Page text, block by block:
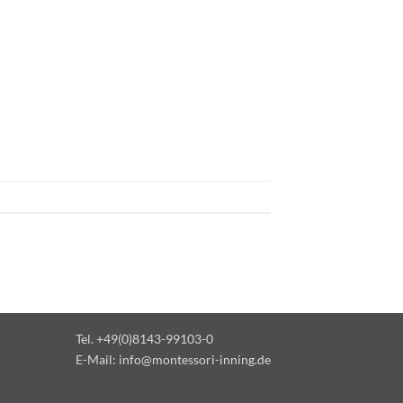
Tel. +49(0)8143-99103-0
E-Mail: info@montessori-inning.de